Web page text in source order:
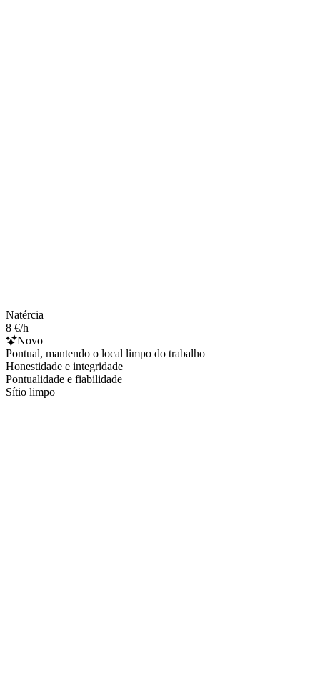
Natércia
8 €/h
Novo
Pontual, mantendo o local limpo do trabalho
Honestidade e integridade
Pontualidade e fiabilidade
Sítio limpo